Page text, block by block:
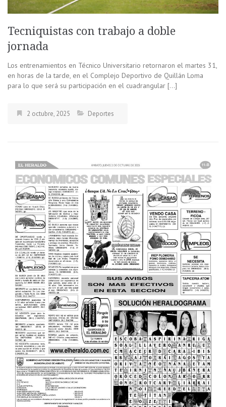
Tecniquistas con trabajo a doble
jornada
Los entrenamientos en Técnico Universitario retornaron el martes 31,
en horas de la tarde, en el Complejo Deportivo de Quillán Loma
para lo que será su participación en el cuadrangular […]
2 octubre, 2025 Deportes